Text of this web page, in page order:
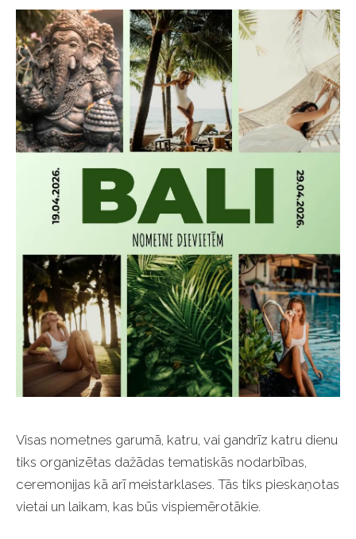
Visas nometnes garumā, katru, vai gandrīz katru dienu
tiks organizētas dažādas tematiskās nodarbības,
ceremonijas kā arī meistarklases. Tās tiks pieskaņotas
vietai un laikam, kas būs vispiemērotākie.